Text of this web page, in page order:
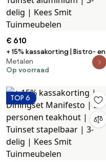
€ 610
+ 15% kassakorting | Bistro- en
balkonset Manifesto | 2
personen | Tuinset aluminium |
Tuinmeubelen
Metalen
Op voorraad
TOP 6